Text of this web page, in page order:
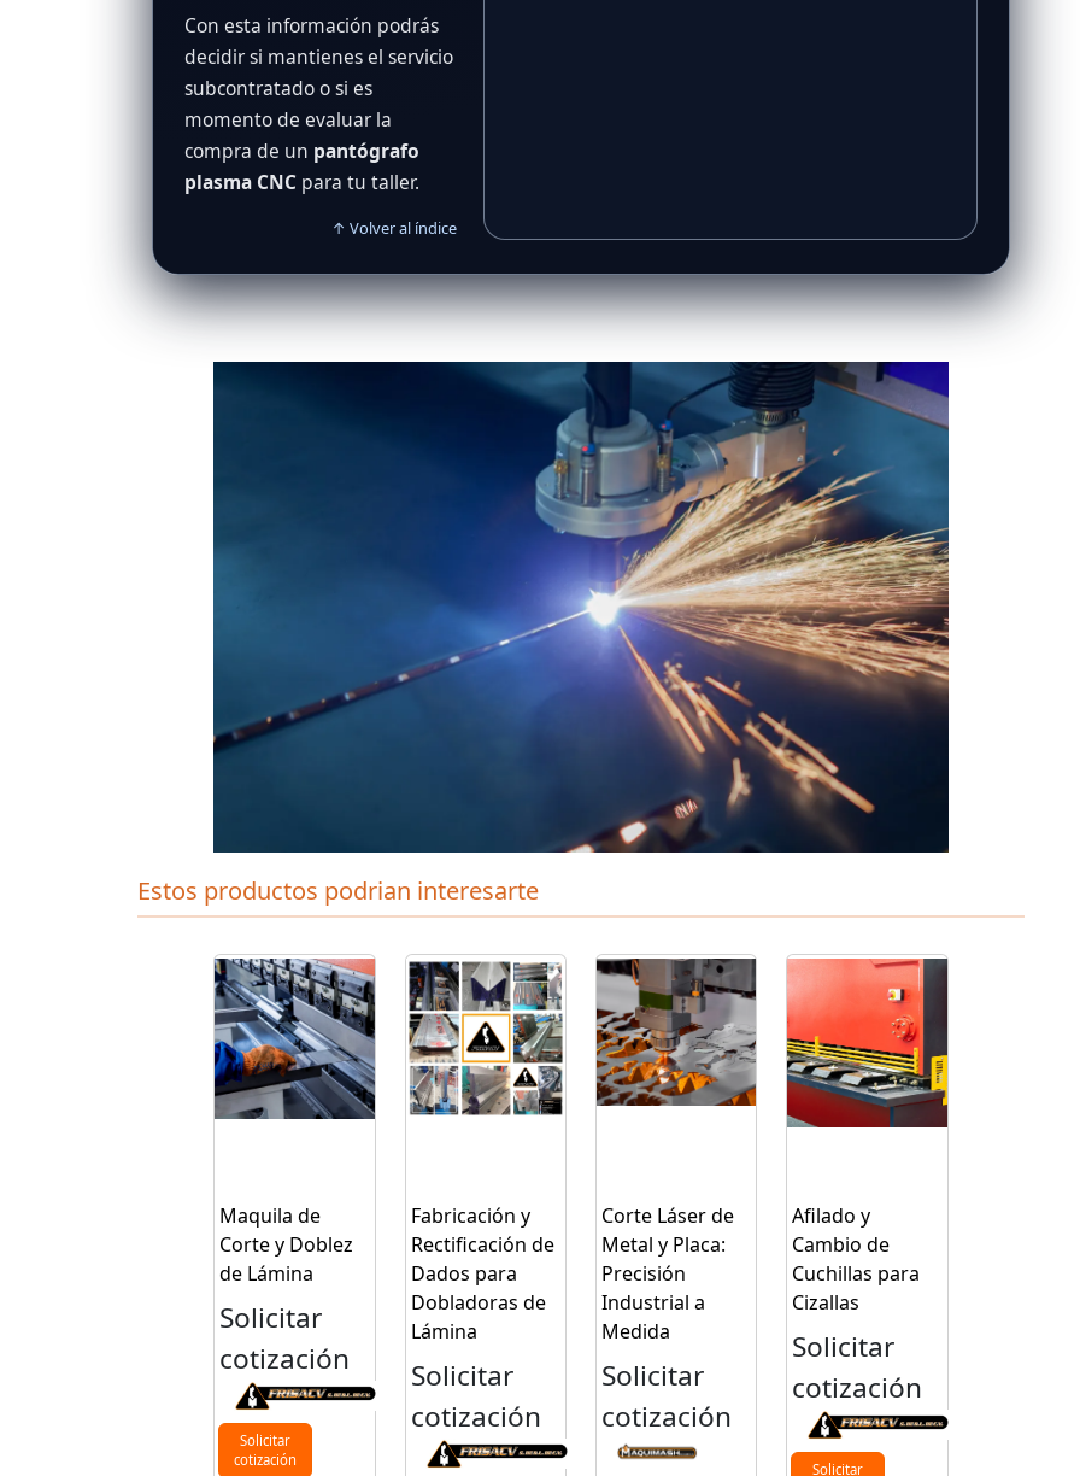
Con esta información podrás
decidir si mantienes el servicio
subcontratado o si es
momento de evaluar la
compra de un pantógrafo
plasma CNC para tu taller.
↑ Volver al índice
Estos productos podrian interesarte
Maquila de
Corte y Doblez
de Lámina
Solicitar
cotización
Solicitar
cotización
Fabricación y
Rectificación de
Dados para
Dobladoras de
Lámina
Solicitar
cotización
Corte Láser de
Metal y Placa:
Precisión
Industrial a
Medida
Solicitar
cotización
Afilado y
Cambio de
Cuchillas para
Cizallas
Solicitar
cotización
Solicitar